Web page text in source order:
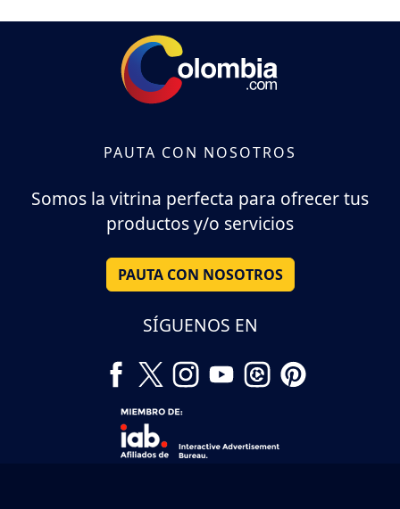
PAUTA CON NOSOTROS
Somos la vitrina perfecta para ofrecer tus
productos y/o servicios
PAUTA CON NOSOTROS
SÍGUENOS EN